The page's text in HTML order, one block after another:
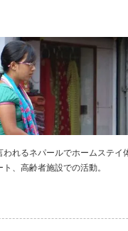
われるネパールでホームステイ
ト、高齢者施設での活動。